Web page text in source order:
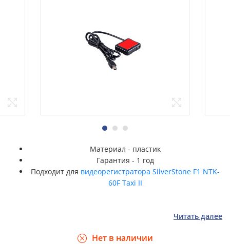
Читать далее
Материал - пластик
Гарантия - 1 год
Подходит для видеорегистратора SilverStone F1 NTK-
60F Taxi II
Нет в наличии